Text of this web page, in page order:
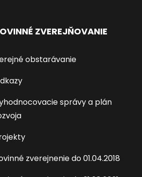
ZVEREJŇOVANIE
obstarávanie
správy a plán
zverejnenie do 01.04.2018